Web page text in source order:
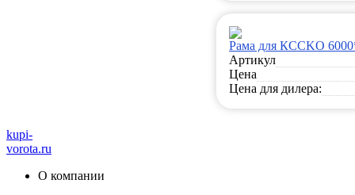
Рама для КССKO
Артикул
Цена
Цена для дилера:
kupi-
vorota.ru
О компании